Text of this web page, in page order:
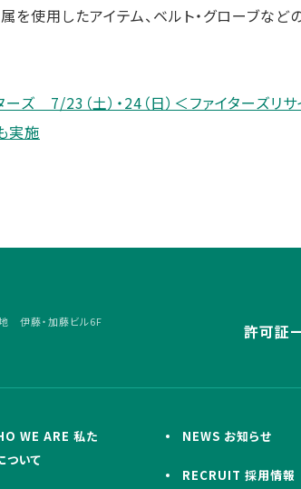
を使用したアイテム、ベルト・グローブなど
ズ 7/23（土）・24（日）＜ファイターズリ
実施
伊藤・加藤ビル6F
許可証
WE ARE 私た
ついて
NEWS お知らせ
RECRUIT 採用情報